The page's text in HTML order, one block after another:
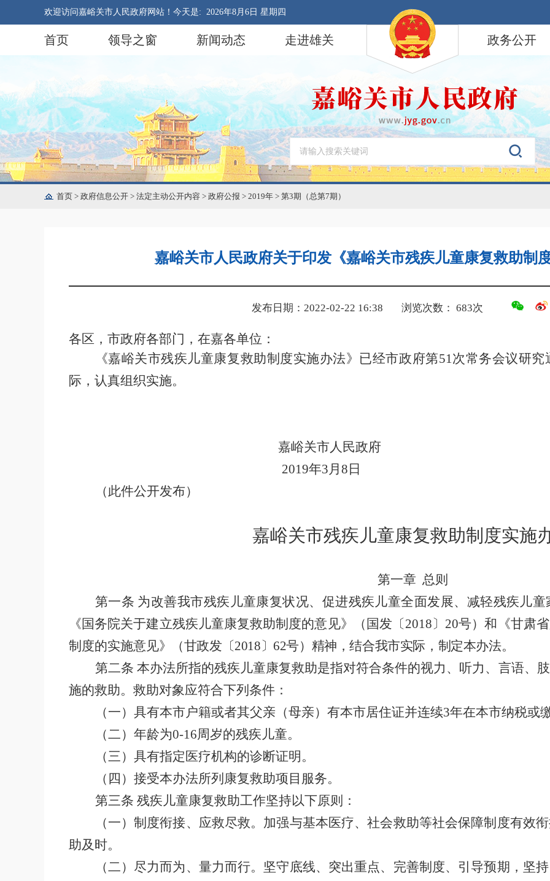
欢迎访问嘉峪关市人民政府网站！今天是: 2026年8月6日 星期四
首页 领导之窗 新闻动态 走进雄关 政务公开
首页 > 政府信息公开 > 法定主动公开内容 > 政府公报 > 2019年 > 第3期（总第7期）
嘉峪关市人民政府关于印发《嘉峪关市残疾儿童康复救助制
发布日期：2022-02-22 16:38 浏览次数： 683次
各区，市政府各部门，在嘉各单位：
《嘉峪关市残疾儿童康复救助制度实施办法》已经市政府第51次常务会议研究
际，认真组织实施。
嘉峪关市人民政府
2019年3月 8 日
（此件公开发布）
嘉峪关市残疾儿童康复救助制度实施
第一章 总则
第一条 为改善我市残疾儿童康复状况、促进残疾儿童全面发展、减轻残疾儿
《国务院关于建立残疾儿童康复救助制度的意见》（国发〔2018〕 20号）和 《甘肃
制度的实施意 见》（甘政发〔2018〕 62号）精神，结合我市实际，制定本办法。
第二条 本办法所指的残疾儿童康复救助是指对符合条件的视力、听力、言语、
施的救助。救助对象应符合下列条件：
（一）具有本市户籍或者其父亲（母亲）有本市居住证并连续3年在本市纳税或
（二）年龄为0-16周岁的残疾儿童。
（三）具有指定医疗机构的诊断证明。
（四）接受本办法所列康复救助项目服务。
第三条 残疾儿童康复救助工作坚持以下原则：
（一）制度衔接、应救尽救。加强与基本医疗、社会救助等社会保障制度有效
助及时。
（二）尽力而为、量力而行。坚守底线、突出重点、完善制度、引导预期，坚